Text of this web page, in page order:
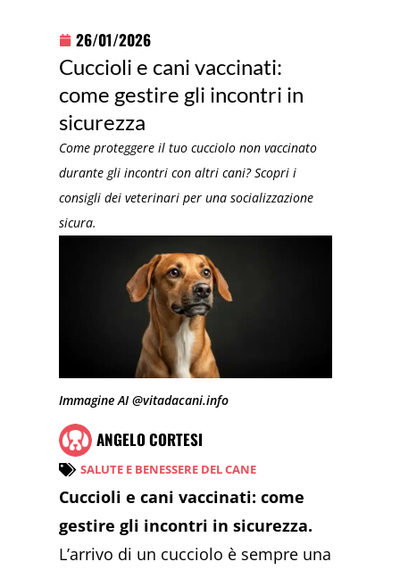
26/01/2026
Cuccioli e cani vaccinati:
come gestire gli incontri in
sicurezza
Come proteggere il tuo cucciolo non vaccinato
durante gli incontri con altri cani? Scopri i
consigli dei veterinari per una socializzazione
sicura.
Immagine AI @vitadacani.info
ANGELO CORTESI
SALUTE E BENESSERE DEL CANE
Cuccioli e cani vaccinati: come
gestire gli incontri in sicurezza.
L’arrivo di un cucciolo è sempre una